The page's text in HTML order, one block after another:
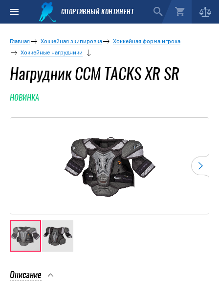
СПОРТИВНЫЙ КОНТИНЕНТ
Главная Хоккейная экипировка
Хоккейная форма игрока
Хоккейные нагрудники
Нагрудник CCM TACKS XR SR
НОВИНКА
Описание